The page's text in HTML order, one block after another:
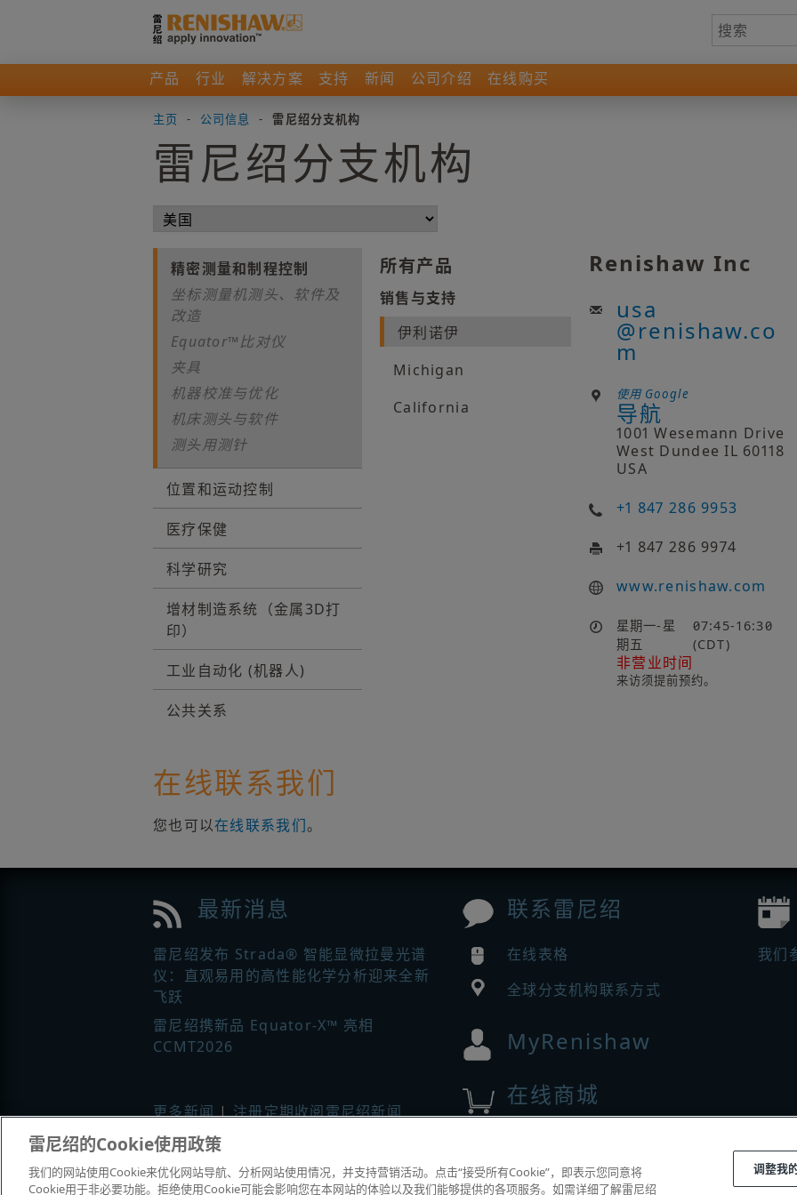
产品 行业 解决方案 支持 新闻 公司介绍 在线购买
主页 - 公司信息 - 雷尼绍分支机构
雷尼绍分支机构
精密测量和制程控制
坐标测量机测头、软件及
改造
Equator™比对仪
夹具
机器校准与优化
机床测头与软件
测头用测针
位置和运动控制
医疗保健
科学研究
增材制造系统（金属3D打
印）
工业自动化 (机器人)
公共关系
所有产品
销售与支持
伊利诺伊
Michigan
California
Renishaw Inc
usa
@renishaw.co
m
使用 Google
导航
1001 Wesemann Drive
West Dundee IL 60118
USA
+1 847 286 9953
+1 847 286 9974
www.renishaw.com
星期一-星
期五
07:45-16:30
(CDT)
非营业时间
来访须提前预约。
在线联系我们
您也可以在线联系我们。
最新消息
雷尼绍发布 Strada® 智能显微拉曼光谱
仪：直观易用的高性能化学分析迎来全新
飞跃
雷尼绍携新品 Equator-X™ 亮相
CCMT2026
更多新闻|注册定期收阅雷尼绍新闻
联系雷尼绍
在线表格
全球分支机构联系方式
MyRenishaw
在线商城
我们
© 2001–2026 Renishaw plc。版权所有。
联系我们|法务与合规|辅助功能|隐私|Cookie指南
雷尼绍的Cookie使用政策
我们的网站使用Cookie来优化网站导航、分析网站使用情况，并支持营销活动。点击“接受所有Cookie”，即表示您同意将
Cookie用于非必要功能。拒绝使用Cookie可能会影响您在本网站的体验以及我们能够提供的各项服务。如需详细了解雷尼绍
调整我